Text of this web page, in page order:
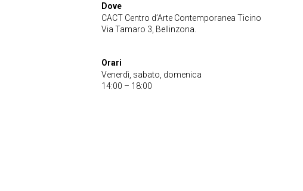
Dove
CACT Centro d’Arte Contemporanea Ticino
Via Tamaro 3, Bellinzona.
Orari
Venerdì, sabato, domenica
14:00 – 18:00